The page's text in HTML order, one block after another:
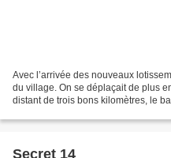
Avec l’arrivée des nouveaux
du village. On se déplaçait de plus
distant de trois bons kilomètres, le
Secret 14